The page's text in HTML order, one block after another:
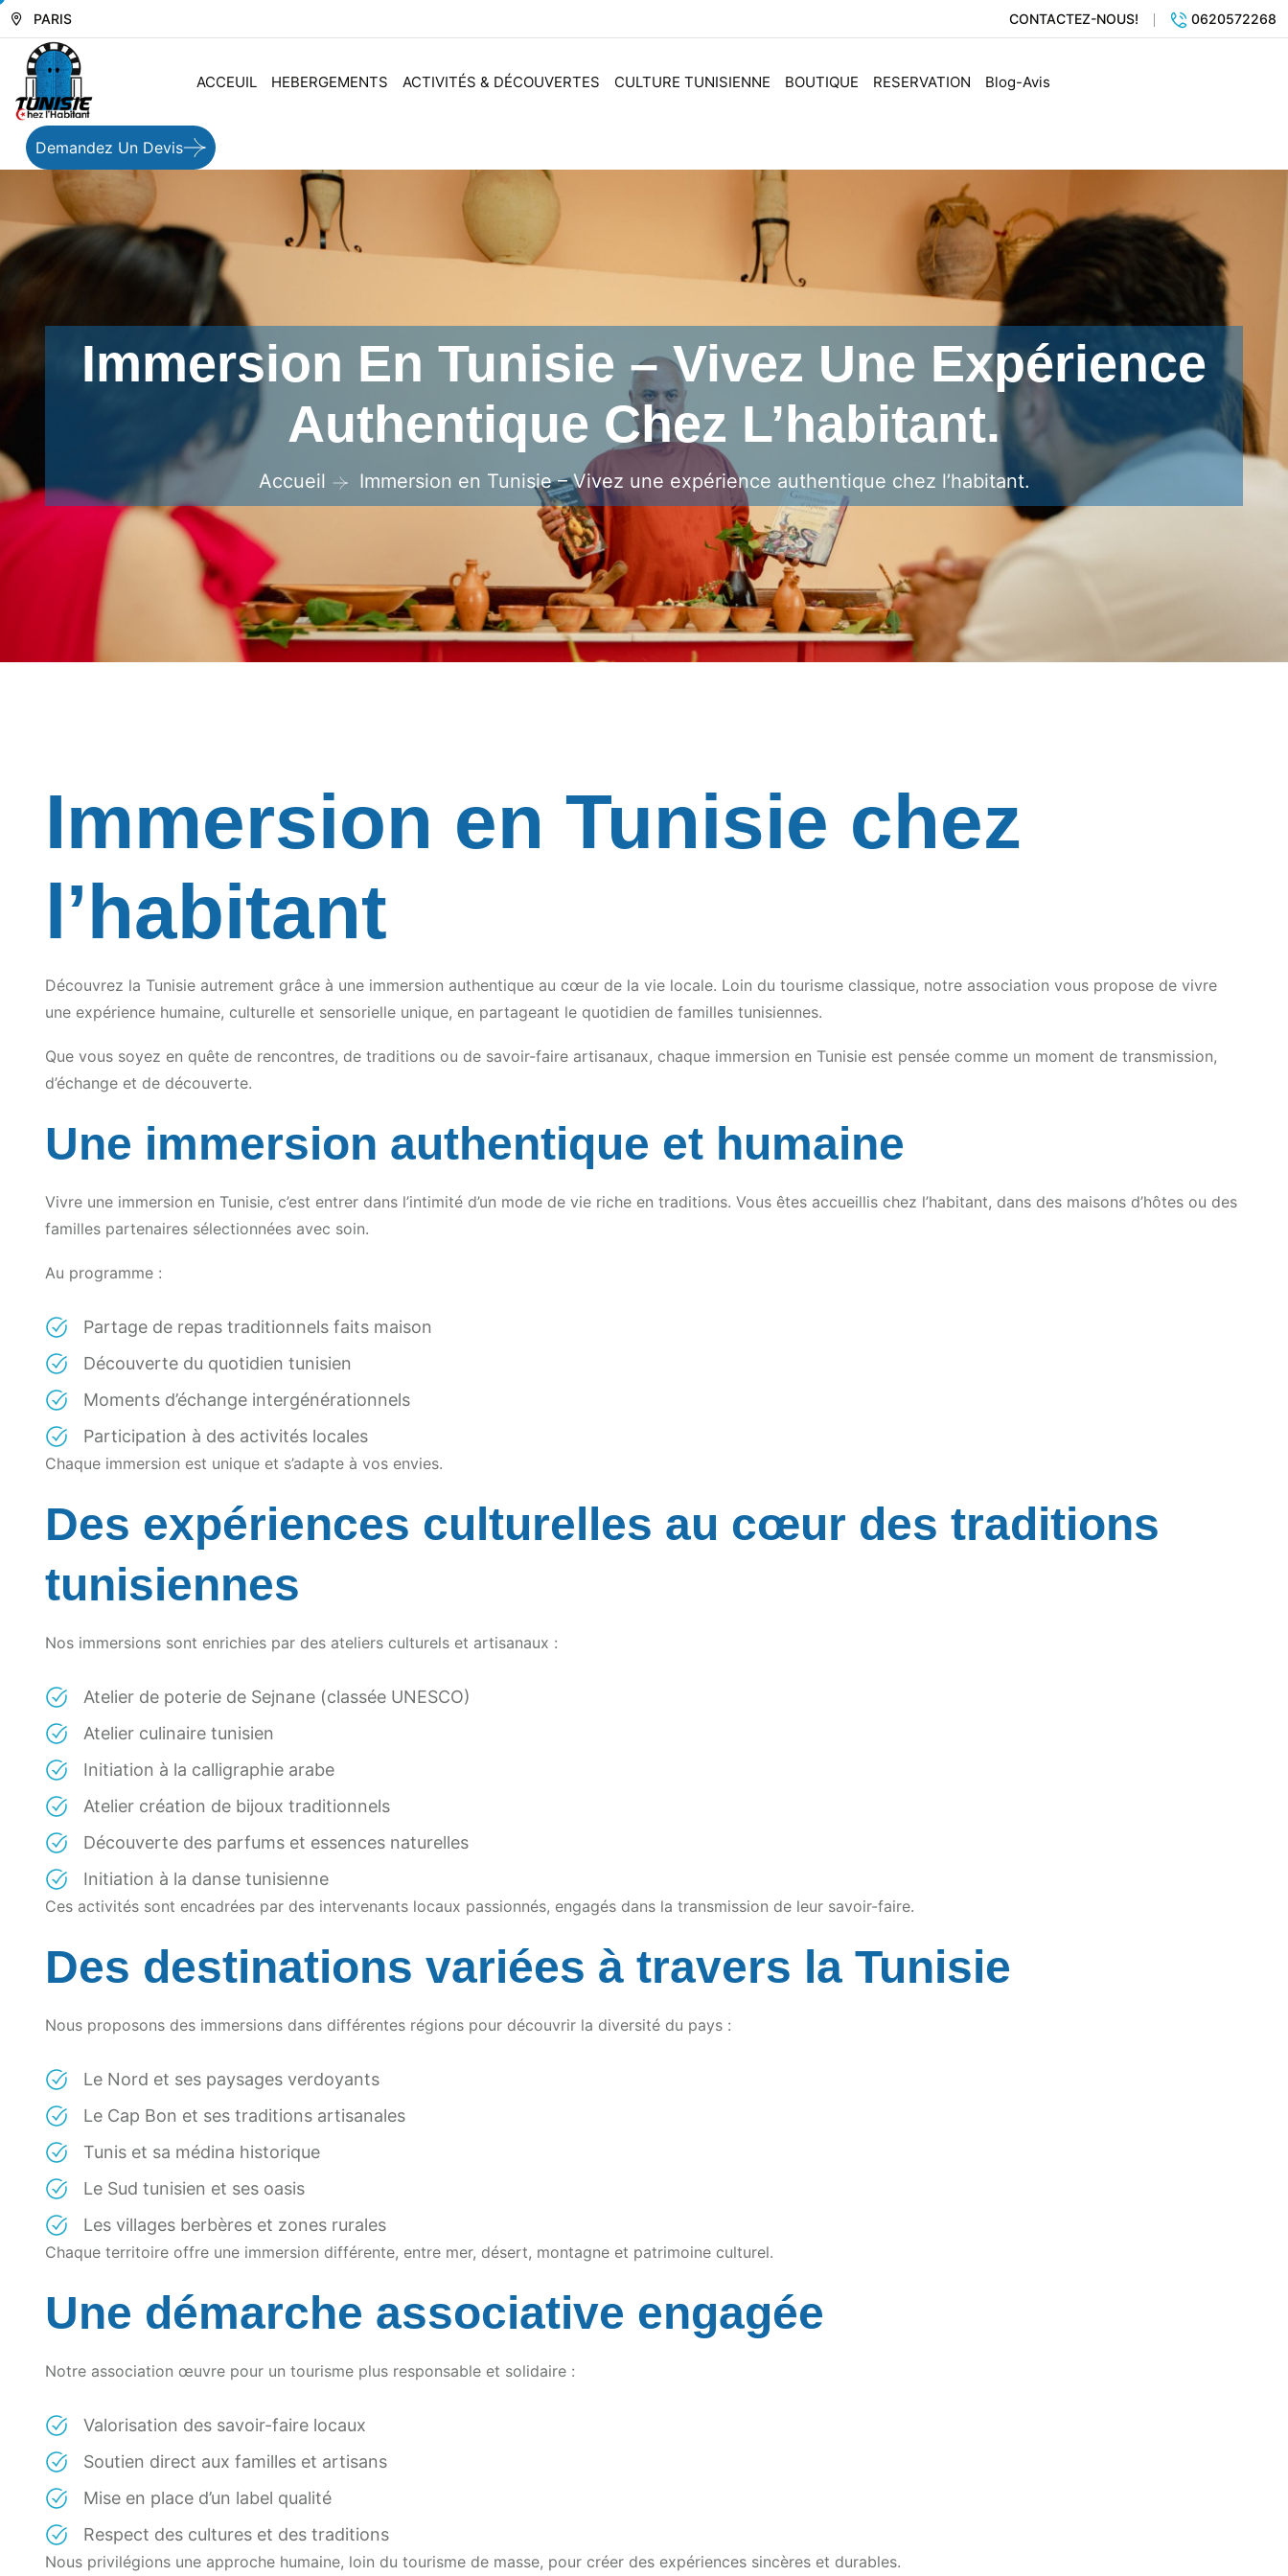
PARIS CONTACTEZ-NOUS! 0620572268
ACCEUIL HEBERGEMENTS ACTIVITÉS & DÉCOUVERTES CULTURE TUNISIENNE BOUTIQUE RESERVATION Blog-Avis
Demandez Un Devis
Immersion En Tunisie – Vivez Une Expérience
Authentique Chez L’habitant.
Accueil Immersion en Tunisie – Vivez une expérience authentique chez l’habitant.
Immersion en Tunisie chez
l’habitant
Découvrez la Tunisie autrement grâce à une immersion authentique au cœur de la vie locale. Loin du tourisme classique, notre association vous propose de vivre
une expérience humaine, culturelle et sensorielle unique, en partageant le quotidien de familles tunisiennes.
Que vous soyez en quête de rencontres, de traditions ou de savoir-faire artisanaux, chaque immersion en Tunisie est pensée comme un moment de transmission,
d’échange et de découverte.
Une immersion authentique et humaine
Vivre une immersion en Tunisie, c’est entrer dans l’intimité d’un mode de vie riche en traditions. Vous êtes accueillis chez l’habitant, dans des maisons d’hôtes ou des
familles partenaires sélectionnées avec soin.
Au programme :
Partage de repas traditionnels faits maison
Découverte du quotidien tunisien
Moments d’échange intergénérationnels
Participation à des activités locales
Chaque immersion est unique et s’adapte à vos envies.
Des expériences culturelles au cœur des traditions
tunisiennes
Nos immersions sont enrichies par des ateliers culturels et artisanaux :
Atelier de poterie de Sejnane (classée UNESCO)
Atelier culinaire tunisien
Initiation à la calligraphie arabe
Atelier création de bijoux traditionnels
Découverte des parfums et essences naturelles
Initiation à la danse tunisienne
Ces activités sont encadrées par des intervenants locaux passionnés, engagés dans la transmission de leur savoir-faire.
Des destinations variées à travers la Tunisie
Nous proposons des immersions dans différentes régions pour découvrir la diversité du pays :
Le Nord et ses paysages verdoyants
Le Cap Bon et ses traditions artisanales
Tunis et sa médina historique
Le Sud tunisien et ses oasis
Les villages berbères et zones rurales
Chaque territoire offre une immersion différente, entre mer, désert, montagne et patrimoine culturel.
Une démarche associative engagée
Notre association œuvre pour un tourisme plus responsable et solidaire :
Valorisation des savoir-faire locaux
Soutien direct aux familles et artisans
Mise en place d’un label qualité
Respect des cultures et des traditions
Nous privilégions une approche humaine, loin du tourisme de masse, pour créer des expériences sincères et durables.